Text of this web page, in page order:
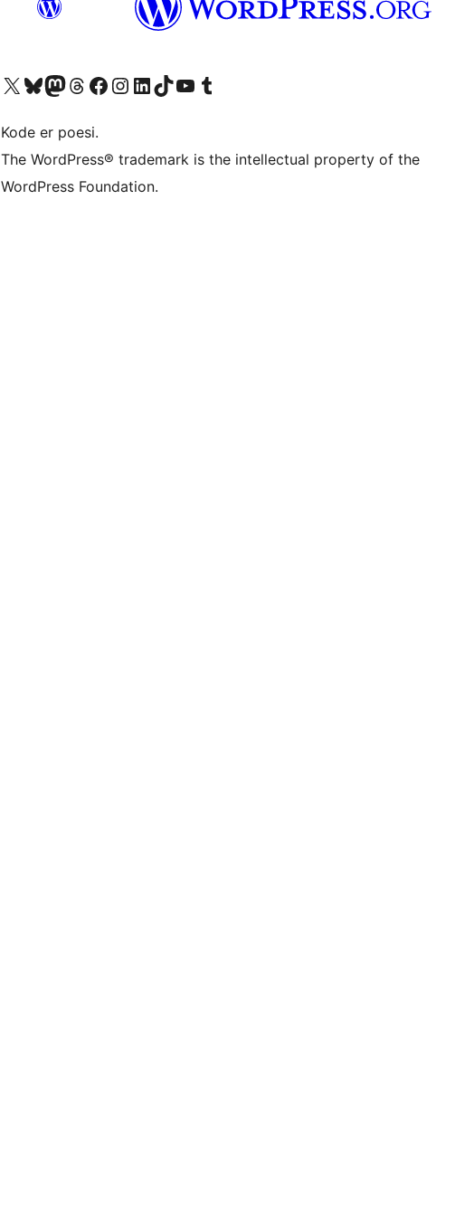
Besøk vår konto på X Visit our Bluesky account
Besøk vår Mastodon-konto
Visit our Threads account
Besøk vår Facebook-sideBesøk vår Instagram-konto
Besøk vår LinkedIn-konto
Visit our TikTok account
Visit our YouTube channel
Visit our Tumblr account
Kode er poesi.
The WordPress® trademark is the intellectual property of the
WordPress Foundation.